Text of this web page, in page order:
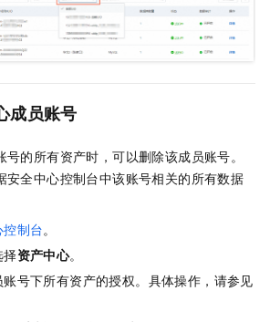
成员账号
的所有资产时，可以删除该成员账号。
安全中心控制台中该账号相关的所有数据
制台。
择资产中心。
号下所有资产的授权。具体操作，请参见